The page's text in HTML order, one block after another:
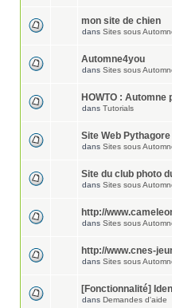
mon site de chien
dans Sites sous
Automne4you
dans Sites sous
HOWTO : Automne
dans Tutorials
Site Web Pythagore
dans Sites sous
Site du club photo
dans Sites sous
http://
dans Sites sous
http://www.cnes-
dans Sites sous
[Fonctionnalité]
dans Demandes d'aide